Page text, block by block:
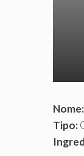
Nome:
Tipo: